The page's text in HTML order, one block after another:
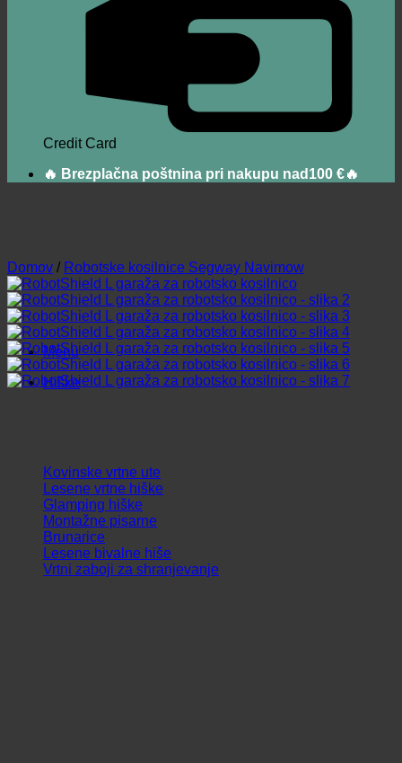
Credit Card
🔥 Brezplačna poštnina pri nakupu nad100 €🔥
Menu
Hiške
Kovinske vrtne ute
Lesene vrtne hiške
Glamping hiške
Montažne pisarne
Brunarice
Lesene bivalne hiše
Vrtni zaboji za shranjevanje
Domov / Robotske kosilnice Segway Navimow